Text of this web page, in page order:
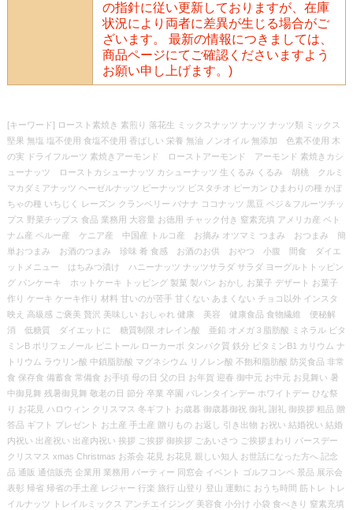
の指針に従い更新しておりますが、在庫
状況により両者に差異が生じる場合がご
ざいます。 最新の情報につきましては、
商品ページにてご確認くださいますよう
お願い申し上げます。)
[キーワード] ロースト素焼き 素煎り 落花生 ミックスナッツ ナッツ ナッツ類 ミックス
堅果 無塩 塩不使用 食塩不使用 香ばしい 栄養 無油 ノンオイル 無添加 色素不使用 木
の実 ドライフルーツ 素焼きアーモンド ローストアーモンド アーモンド 素焼きカシ
ューナッツ ローストカシューナッツ カシューナッツ 生くるみ くるみ 胡桃 クルミ
マカダミアナッツ ヘーゼルナッツ ピーナッツ ピスタチオ ピーカン ひまわりの種 かぼ
ちゃの種 いちじく レーズン クランベリー バナナ ココナッツ 黒豆 ベジ＆フルーツチッ
プス 野菜チップス 食品 業務用 大容量 お徳用 チャック付き 窒素充填 アメリカ産 ベト
ナム産 ペルー産 ケニア産 中国産 トルコ産 お摘み オツマミ つまみ おつまみ 簡
単おつまみ お酒のつまみ 珍味 肴 食感 お酒のお供 おやつ 小腹 間食 ダイエ
ットメニュー はちみつ漬け ハニーナッツ ナッツサラダ サラダ ヨーグルトトッピン
グ パンケーキ ホットケーキ トッピング 製菓 製パン おかし お菓子 デザート お菓子
作り ケーキ ケーキ作り 材料 甘いのが苦手 甘くない あまくない チョコ以外 インスタ
映え 高級感 ご褒美 贅沢 美味しい おしゃれ 健康 美容 健康食品 食物繊維 便秘解
消 低糖質 ダイエットに 糖質制限 オレイン酸 亜鉛 オメガ３脂肪酸 ミネラル ビタ
ミンB ポリフェノール ピニトール ローカーボ タンパク質 鉄分 ビタミンB1 カリウム ナ
トリウム ラウリン酸 中鎖脂肪酸 マグネシウム リノレン酸 不飽和脂肪酸 防災食品 非常
食 保存食 備蓄食 常備食 お手頃 母の日 父の日 お年賀 迎春 御中元 お中元 お見舞い 暑
中御見舞 残暑御見舞 敬老の日 節分 卒業 卒園 バレンタインデー ホワイトデー ひな祭
り お花見 ハロウィン クリスマス 冬ギフト お歳暮 御歳暮御祝 御礼 謝礼 御挨拶 粗品 贈
答品 ギフト プレゼント お土産 手土産 贈りもの お返し 引き出物 お祝い 結婚祝い 結婚
内祝い 出産祝い 出産内祝い 挨拶 ご挨拶 御挨拶 ごあいさつ ご挨拶まわり バースデー
クリスマス xmas Christmas お茶会 花見 お花見 親しい知人 お世話になった方へ 記念
品 通販 通信販売 企業用 業務用 パーティー 同窓会 イベント ゴルフコンペ 景品 展示会
表彰 帰省 帰省の手土産 レジャー 行楽 旅行 山登り 登山 運動に おうち時間 筋トレ トレ
イルナッツ トレイルミックス アンチエイジング 美容食 小分け 小袋 食べきり 窒素充填